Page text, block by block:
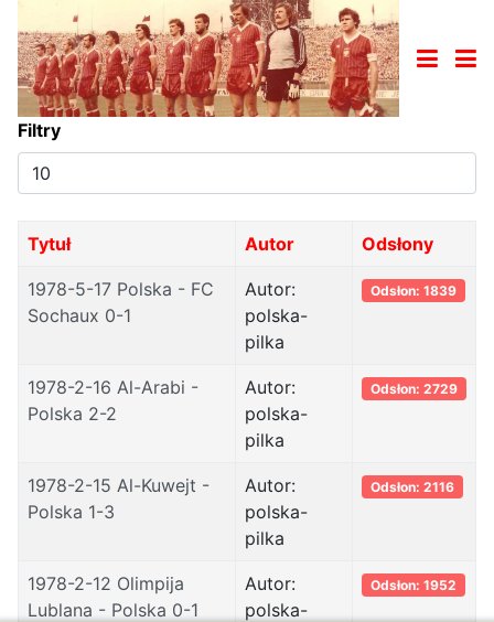
Filtry
Pokaż
#
Tytuł Autor Odsłony
1978-5-17 Polska - FC
Sochaux 0-1
Autor:
polska-
pilka
Odsłon: 1839
1978-2-16 Al-Arabi -
Polska 2-2
Autor:
polska-
pilka
Odsłon: 2729
1978-2-15 Al-Kuwejt -
Polska 1-3
Autor:
polska-
pilka
Odsłon: 2116
1978-2-12 Olimpija
Lublana - Polska 0-1
Autor:
polska-
Odsłon: 1952